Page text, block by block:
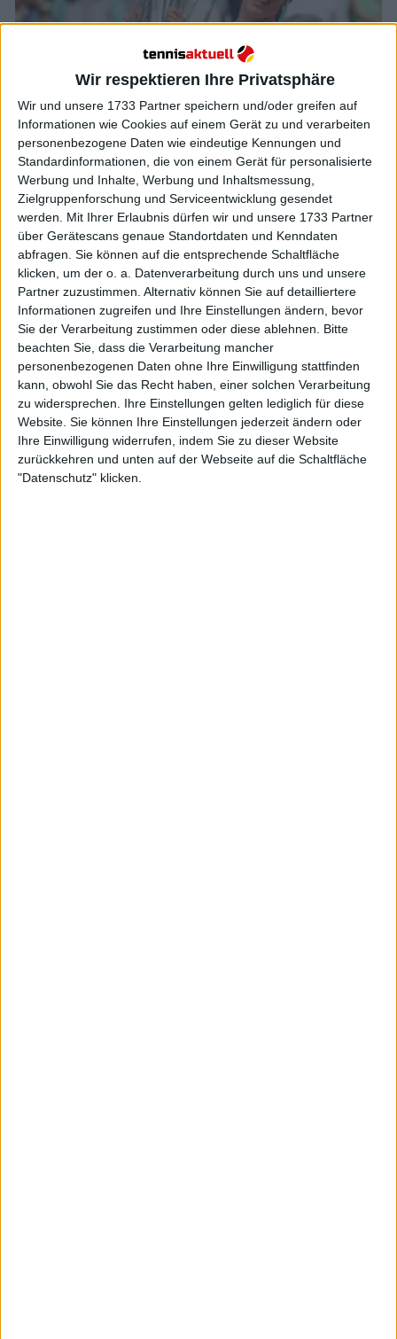
Wir respektieren Ihre Privatsphäre
Wir und unsere 1733 Partner speichern und/oder greifen auf
Informationen wie Cookies auf einem Gerät zu und verarbeiten
personenbezogene Daten wie eindeutige Kennungen und
Standardinformationen, die von einem Gerät für personalisierte
Werbung und Inhalte, Werbung und Inhaltsmessung,
Zielgruppenforschung und Serviceentwicklung gesendet
werden. Mit Ihrer Erlaubnis dürfen wir und unsere 1733 Partner
über Gerätescans genaue Standortdaten und Kenndaten
abfragen. Sie können auf die entsprechende Schaltfläche
klicken, um der o. a. Datenverarbeitung durch uns und unsere
Partner zuzustimmen. Alternativ können Sie auf detailliertere
Informationen zugreifen und Ihre Einstellungen ändern, bevor
Sie der Verarbeitung zustimmen oder diese ablehnen. Bitte
beachten Sie, dass die Verarbeitung mancher
personenbezogenen Daten ohne Ihre Einwilligung stattfinden
kann, obwohl Sie das Recht haben, einer solchen Verarbeitung
zu widersprechen. Ihre Einstellungen gelten lediglich für diese
Website. Sie können Ihre Einstellungen jederzeit ändern oder
Ihre Einwilligung widerrufen, indem Sie zu dieser Website
zurückkehren und unten auf der Webseite auf die Schaltfläche
"Datenschutz" klicken.
Tennis News
Tommy Haas über die neue Platzbeschaffenheit
in Indian Wells: "Das Feedback ist großartig"
08 März 2025
ATP